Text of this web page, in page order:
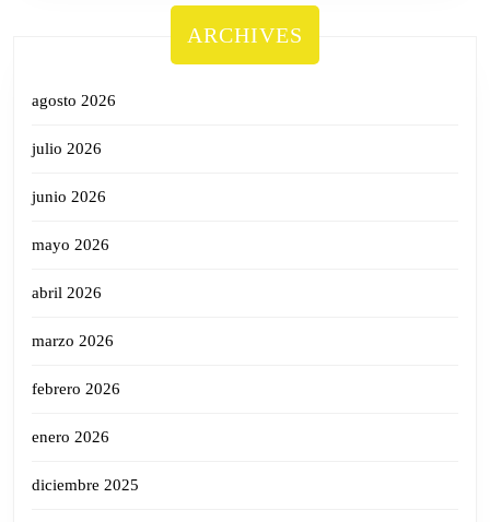
ARCHIVES
agosto 2026
julio 2026
junio 2026
mayo 2026
abril 2026
marzo 2026
febrero 2026
enero 2026
diciembre 2025